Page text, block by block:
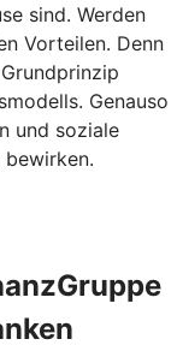
sind. Werden
Vorteilen. Denn
Genauso
und soziale